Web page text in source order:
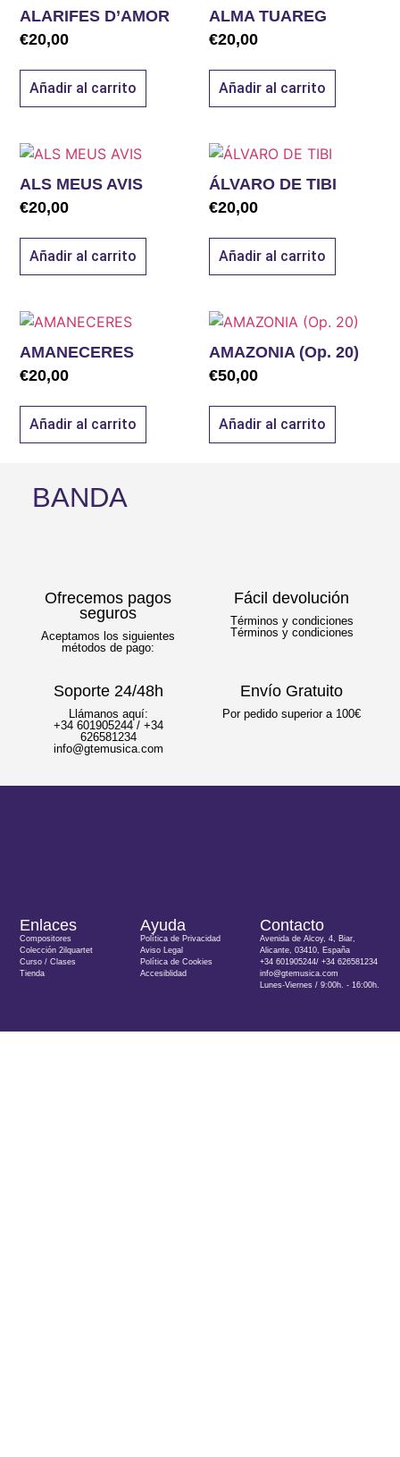
ALARIFES D’AMOR
€20,00
Añadir al carrito
ALMA TUAREG
€20,00
Añadir al carrito
ALS MEUS AVIS
€20,00
Añadir al carrito
ÁLVARO DE TIBI
€20,00
Añadir al carrito
AMANECERES
€20,00
Añadir al carrito
AMAZONIA (Op. 20)
€50,00
Añadir al carrito
BANDA
Ofrecemos pagos
seguros
Aceptamos los siguientes
métodos de pago:
Fácil devolución
Términos y condiciones
Términos y condiciones
Soporte 24/48h
Llámanos aquí:
+34 601905244 / +34
626581234
info@gtemusica.com
Envío Gratuito
Por pedido superior a 100€
Enlaces
Compositores
Colección 2ilquartet
Curso / Clases
Tienda
Ayuda
Política de Privacidad
Aviso Legal
Política de Cookies
Accesiblidad
Contacto
Avenida de Alcoy, 4, Biar,
Alicante, 03410, España
+34 601905244/ +34 626581234
info@gtemusica.com
Lunes-Viernes / 9:00h. - 16:00h.